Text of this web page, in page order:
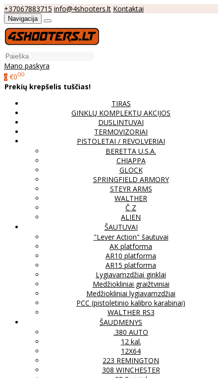
+37067883715 info@4shooters.lt Kontaktai
Navigacija
Mano paskyra
0 €000
Prekių krepšelis tuščias!
TIRAS
GINKLŲ KOMPLEKTŲ AKCIJOS
DUSLINTUVAI
TERMOVIZORIAI
PISTOLETAI / REVOLVERIAI
BERETTA U.S.A.
CHIAPPA
GLOCK
SPRINGFIELD ARMORY
STEYR ARMS
WALTHER
Č Z
ALIEN
ŠAUTUVAI
"Lever Action" šautuvai
AK platforma
AR10 platforma
AR15 platforma
Lygiavamzdžiai ginklai
Medžiokliniai graižtviniai
Medžiokliniai lygiavamzdžiai
PCC (pistoletinio kalibro karabinai)
WALTHER RS3
ŠAUDMENYS
.380 AUTO
12 kal.
12X64
223 REMINGTON
308 WINCHESTER